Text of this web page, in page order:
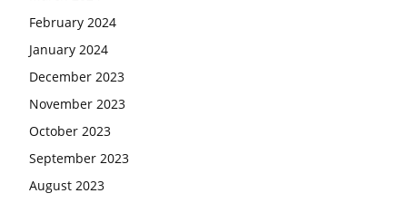
February 2024
January 2024
December 2023
November 2023
October 2023
September 2023
August 2023